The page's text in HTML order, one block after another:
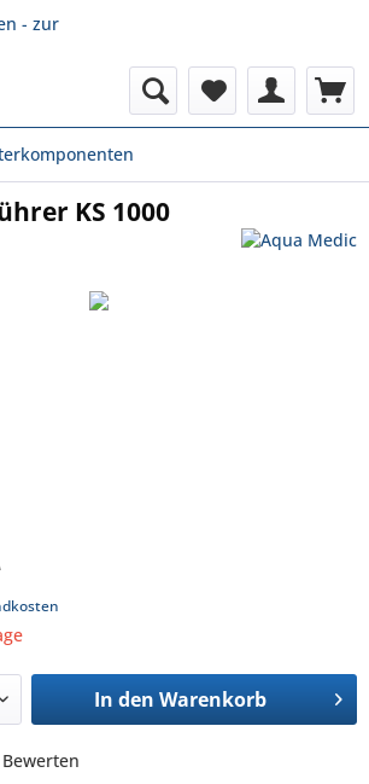
KS 1000
In den Warenkorb
Bewerten